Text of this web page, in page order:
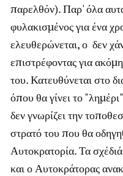
παρελθόν). Παρ' όλα
φυλακισμένος για ένα
ελευθερώνεται, ο δεν
επιστρέφοντας για
του. Κατευθύνεται στο
όπου θα γίνει το
δεν γνωρίζει την
στρατό του που θα
Αυτοκρατορία. Τα
και ο Αυτοκράτορας